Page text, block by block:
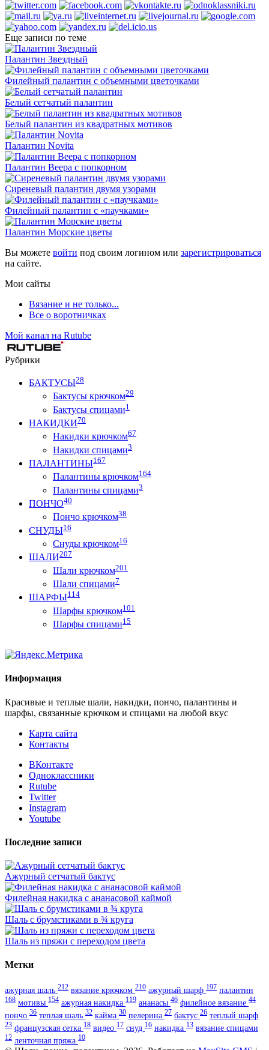
Еще записи по теме
Палантин Звездный
Филейный палантин с объемными цветочками
Белый сетчатый палантин
Белый палантин из квадратных мотивов
Палантин Novita
Палантин Веера с попкорном
Сиреневый палантин двумя узорами
Филейный палантин с «паучками»
Палантин Морские цветы
Вы можете войти под своим логином или зарегистрироваться
на сайте.
Мои сайты
Вязание и не только...
Все о воротничках
Мой канал на Rutube
Рубрики
БАКТУСЫ28
Бактусы крючком29
Бактусы спицами1
НАКИДКИ70
Накидки крючком67
Накидки спицами3
ПАЛАНТИНЫ167
Палантины крючком164
Палантины спицами3
ПОНЧО40
Пончо крючком38
СНУДЫ16
Снуды крючком16
ШАЛИ207
Шали крючком201
Шали спицами7
ШАРФЫ114
Шарфы крючком101
Шарфы спицами15
Информация
Красивые и теплые шали, накидки, пончо, палантины и
шарфы, связанные крючком и спицами на любой вкус
Карта сайта
Контакты
ВКонтакте
Одноклассники
Rutube
Twitter
Instagram
Youtube
Последние записи
Ажурный сетчатый бактус
Филейная накидка с ананасовой каймой
Шаль с брумстиками в ¾ круга
Шаль из пряжи с переходом цвета
Метки
ажурная шаль 212 вязание крючком 210 ажурный шарф 197 палантин
168 мотивы 154 ажурная накидка 119 ананасы 46 филейное вязание 44
пончо 36 теплая шаль 32 кайма 30 пелерина 27 бактус 26 теплый шарф
23 французская сетка 18 видео 17 снуд 16 накидка 13 вязание спицами
12 ленточная пряжа 10